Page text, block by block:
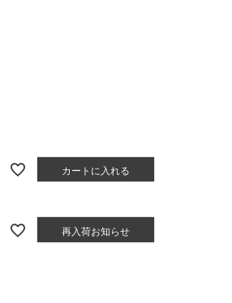
カートに入れる
再入荷お知らせ